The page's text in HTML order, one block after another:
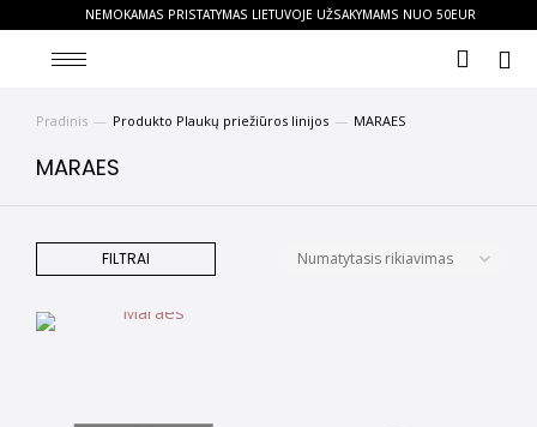
NEMOKAMAS PRISTATYMAS LIETUVOJE UŽSAKYMAMS NUO 50EUR
You are here:
Pradinis Produkto Plaukų priežiūros linijos MARAES
MARAES
FILTRAI